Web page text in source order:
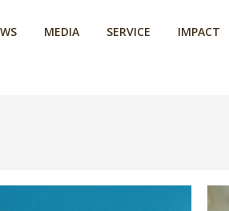
MEDIA SERVICE IMPACT